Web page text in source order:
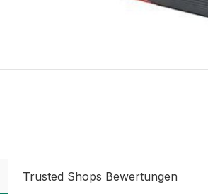
Trusted Shops Bewertungen